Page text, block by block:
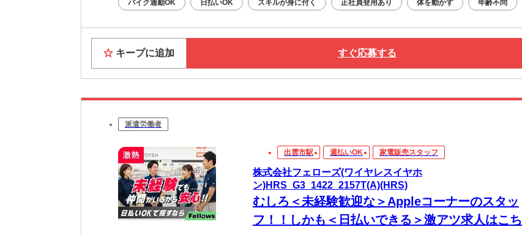
バイク通勤OK 日払いOK スキルが身に付く 正社員登用あり 体を動かす 年齢不問
キープに追加 すぐ応募する
派遣労働者
出雲市駅 週払いOK 家電販売スタッフ
株式会社フェローズ(ワイヤレスイヤホ
ン)HRS_G3_1422_2157T(A)(HRS)
むしろ＜未経験歓迎な＞Appleコーナーのスタッ
フ！！しかも＜日払いできる＞激アツ求人はこち